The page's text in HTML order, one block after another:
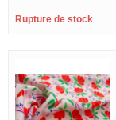
Rupture de stock